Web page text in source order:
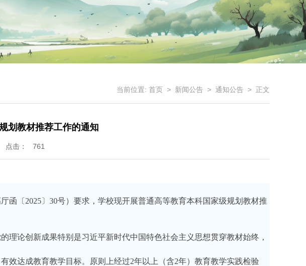
当前位置: 首页 > 新闻公告 > 通知公告 > 正文
划教材推荐工作的通知
点击： 761
函〔 2025〕30号）要求，学校现开展普通高等教育本科国家级规划教材推
理论创新成果特别是习近平新时代中国特色社会主义思想贯穿教材始终，
效达成教育教学目标。原则上经过2年以上（含2年）教育教学实践检验